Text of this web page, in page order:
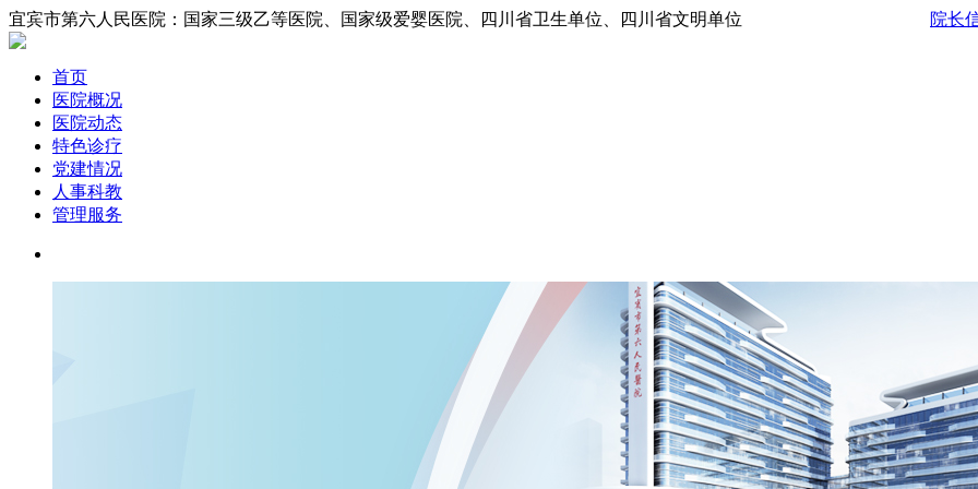
宜宾市第六人民医院：国家三级乙等医院、国家级爱婴医院、四川省卫生单位、四川省文明单位 院长
首页
医院概况
医院动态
特色诊疗
党建情况
人事科教
管理服务